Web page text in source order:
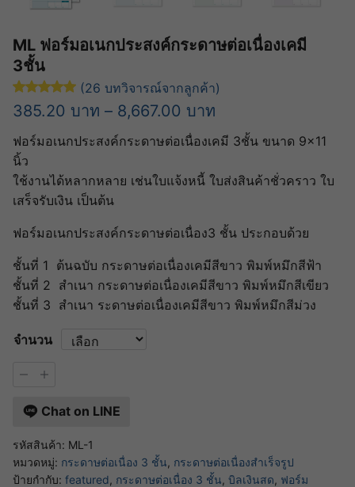
ML ฟอร์มอเนกประสงค์กระดาษต่อเนื่องเคมี
3ชั้น
ให้คะแนน5.00 จาก 5 คะแนนเต็มบน
(26 บทวิจารณ์จากลูกค้า)
385.20 บาท – 8,667.00 บาท
range:
through
ฟอร์มอเนกประสงค์กระดาษต่อเนื่องเคมี 3ชั้น ขนาด 9×11
นิ้ว
ใช้งานได้หลากหลาย เช่นใบแจ้งหนี้ ใบส่งสินค้าชั่วคราว ใบ
เสร็จรับเงิน เป็นต้น
ฟอร์มอเนกประสงค์กระดาษต่อเนื่อง3 ชั้น ประกอบด้วย
ชั้นที่ 1 ต้นฉบับ กระดาษต่อเนื่องเคมีสีขาว พิมพ์หมึกสีฟ้า
ชั้นที่ 2 สำเนา กระดาษต่อเนื่องเคมีสีขาว พิมพ์หมึกสีเขียว
ชั้นที่ 3 สำเนา ระดาษต่อเนื่องเคมีสีขาว พิมพ์หมึกสีม่วง
จำนวน
จำนวน
อเนกประสงค์
ต่อ
เนื่อง
เคมี
Chat on LINE
รหัสสินค้า: ML-1
หมวดหมู่: กระดาษต่อเนื่อง 3 ชั้น, กระดาษต่อเนื่องสำเร็จรูป
ป้ายกำกับ: featured, กระดาษต่อเนื่อง 3 ชั้น, บิลเงินสด, ฟอร์ม